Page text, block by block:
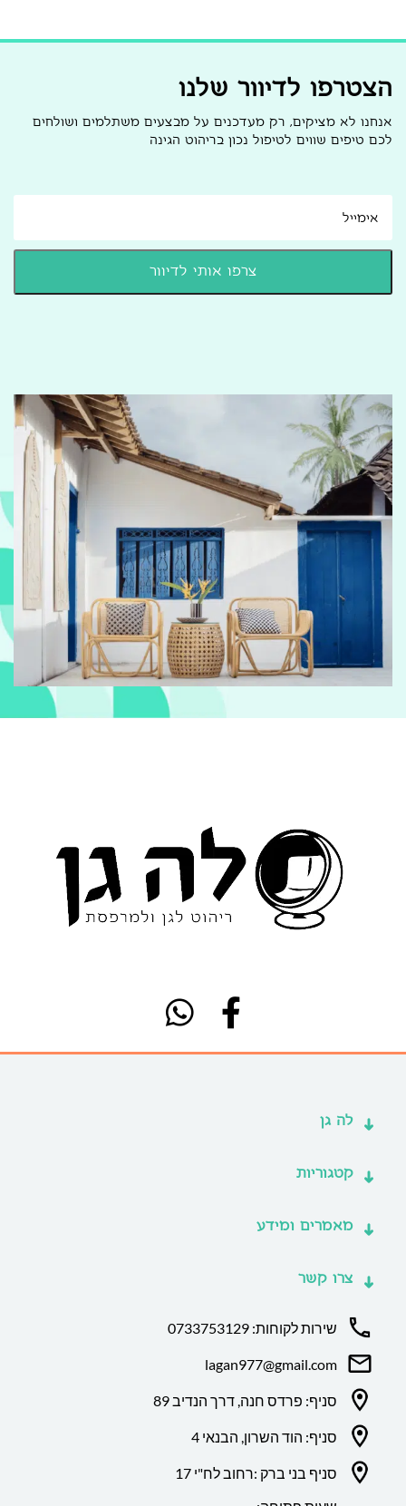
הצטרפו לדיוור שלנו
אנחנו לא מציקים, רק מעדכנים על מבצעים משתלמים ושולחים
לכם טיפים שווים לטיפול נכון בריהוט הגינה
לה גן
קטגוריות
מאמרים ומידע
צרו קשר
שירות לקוחות: 0733753129
lagan977@gmail.com
סניף: פרדס חנה, דרך הנדיב 89
סניף: הוד השרון, הבנאי 4
סניף בני ברק :רחוב לח"י 17